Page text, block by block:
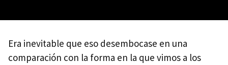
Era inevitable que eso desembocase en una
comparación con la forma en la que vimos a los